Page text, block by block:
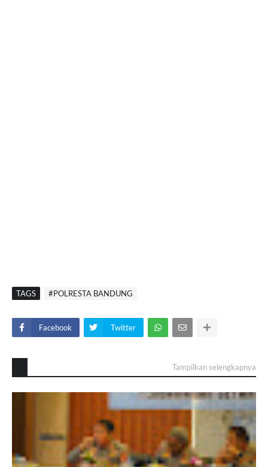
TAGS #POLRESTA BANDUNG
Facebook Twitter
Tampilkan selengkapnya